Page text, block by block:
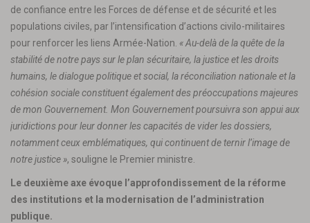
de confiance entre les Forces de défense et de sécurité et les
populations civiles, par l’intensification d’actions civilo-militaires
pour renforcer les liens Armée-Nation. « Au-delà de la quête de la
stabilité de notre pays sur le plan sécuritaire, la justice et les droits
humains, le dialogue politique et social, la réconciliation nationale et la
cohésion sociale constituent également des préoccupations majeures
de mon Gouvernement. Mon Gouvernement poursuivra son appui aux
juridictions pour leur donner les capacités de vider les dossiers,
notamment ceux emblématiques, qui continuent de ternir l’image de
notre justice », souligne le Premier ministre.
Le deuxième axe évoque l’approfondissement de la réforme
des institutions et la modernisation de l’administration
publique.